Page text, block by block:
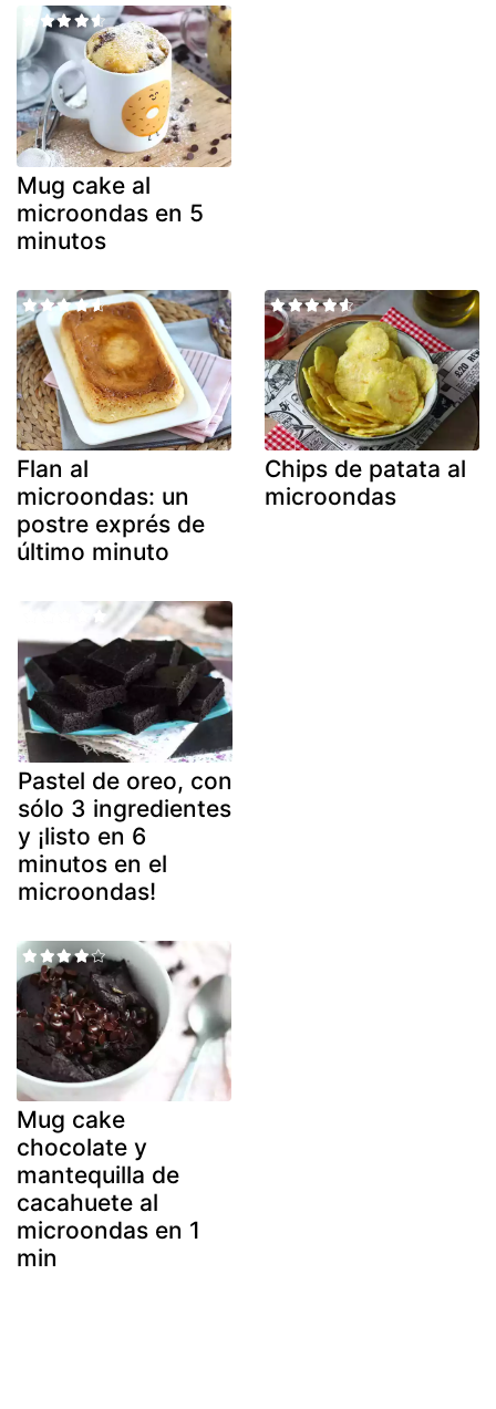
Mug cake al
microondas en 5
minutos
Flan al
microondas: un
postre exprés de
último minuto
Chips de patata al
microondas
Pastel de oreo, con
sólo 3 ingredientes
y ¡listo en 6
minutos en el
microondas!
Mug cake
chocolate y
mantequilla de
cacahuete al
microondas en 1
min